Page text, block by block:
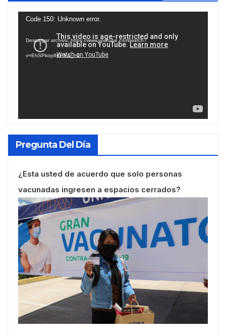
Reproductor
vídeo
Code 150: Unknown error.
Descargar archivo: https://www.youtube.com/watch?
v=EhSPkop8KPY&_=1
Pregunta Del Día
¿Esta usted de acuerdo que solo personas
vacunadas ingresen a espacios cerrados?